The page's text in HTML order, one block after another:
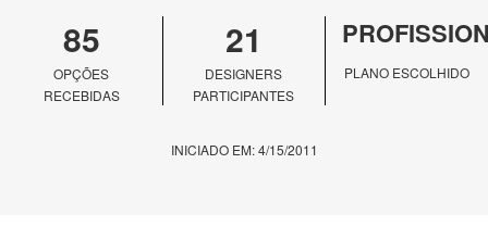
85
OPÇÕES
RECEBIDAS
21
DESIGNERS
PARTICIPANTES
PLANO ESCOLHIDO
INICIADO EM: 4/15/2011